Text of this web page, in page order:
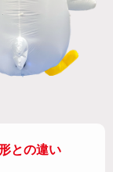
との違い